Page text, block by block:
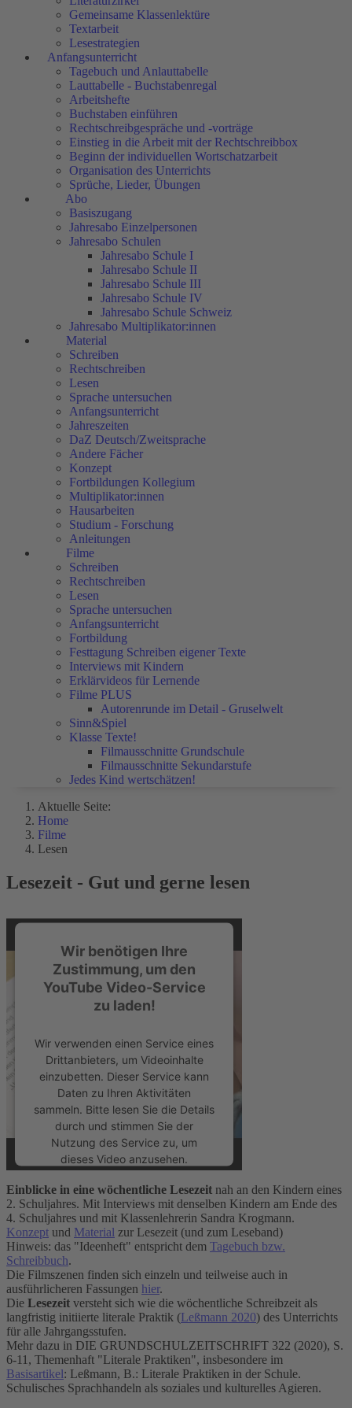
Gemeinsame Klassenlektüre
Textarbeit
Lesestrategien
Anfangsunterricht
Tagebuch und Anlauttabelle
Lauttabelle - Buchstabenregal
Arbeitshefte
Buchstaben einführen
Rechtschreibgespräche und -vorträge
Einstieg in die Arbeit mit der Rechtschreibbox
Beginn der individuellen Wortschatzarbeit
Organisation des Unterrichts
Sprüche, Lieder, Übungen
Abo
Basiszugang
Jahresabo Einzelpersonen
Jahresabo Schulen
Jahresabo Schule I
Jahresabo Schule II
Jahresabo Schule III
Jahresabo Schule IV
Jahresabo Schule Schweiz
Jahresabo Multiplikator:innen
Material
Schreiben
Rechtschreiben
Lesen
Sprache untersuchen
Anfangsunterricht
Jahreszeiten
DaZ Deutsch/Zweitsprache
Andere Fächer
Konzept
Fortbildungen Kollegium
Multiplikator:innen
Hausarbeiten
Studium - Forschung
Anleitungen
Filme
Schreiben
Rechtschreiben
Lesen
Sprache untersuchen
Anfangsunterricht
Fortbildung
Festtagung Schreiben eigener Texte
Interviews mit Kindern
Erklärvideos für Lernende
Filme PLUS
Autorenrunde im Detail - Gruselwelt
Sinn&Spiel
Klasse Texte!
Filmausschnitte Grundschule
Filmausschnitte Sekundarstufe
Jedes Kind wertschätzen!
Aktuelle Seite:
Home
Filme
Lesen
Lesezeit - Gut und gerne lesen
Wir benötigen Ihre
Zustimmung, um den
YouTube Video-Service
zu laden!
Wir verwenden einen Service eines
Drittanbieters, um Videoinhalte
einzubetten. Dieser Service kann
Daten zu Ihren Aktivitäten
sammeln. Bitte lesen Sie die Details
durch und stimmen Sie der
Nutzung des Service zu, um
dieses Video anzusehen.
Mehr Informationen
Akzeptieren
powered by
Usercentrics Consent
Management Platform&
Einblicke in eine wöchentliche Lesezeit nah an den Kindern eines
2. Schuljahres. Mit Interviews mit denselben Kindern am Ende des
4. Schuljahres und mit Klassenlehrerin Sandra Krogmann.
Konzept und Material zur Lesezeit (und zum Leseband)
Hinweis: das "Ideenheft" entspricht dem Tagebuch bzw.
Schreibbuch.
Die Filmszenen finden sich einzeln und teilweise auch in
ausführlicheren Fassungen hier.
Die Lesezeit versteht sich wie die wöchentliche Schreibzeit als
langfristig initiierte literale Praktik (Leßmann 2020) des Unterrichts
für alle Jahrgangsstufen.
Mehr dazu in DIE GRUNDSCHULZEITSCHRIFT 322 (2020), S.
6-11, Themenhaft "Literale Praktiken", insbesondere im
Basisartikel: Leßmann, B.: Literale Praktiken in der Schule.
Schulisches Sprachhandeln als soziales und kulturelles Agieren.